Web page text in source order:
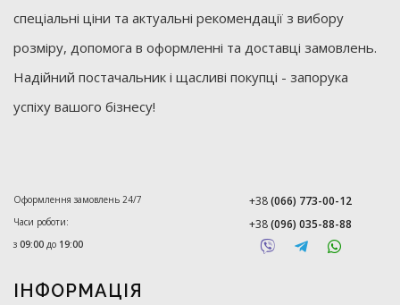
спеціальні ціни та актуальні рекомендації з вибору
розміру, допомога в оформленні та доставці замовлень.
Надійний постачальник і щасливі покупці - запорука
успіху вашого бізнесу!
Оформлення замовлень 24/7
Часи роботи:
з 09:00 до 19:00
+38(066) 773-00-12
+38(096) 035-88-88
ІНФОРМАЦІЯ